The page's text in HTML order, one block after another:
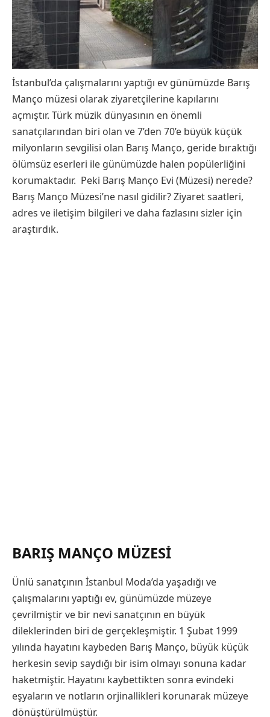
İstanbul’da çalışmalarını yaptığı ev günümüzde Barış
Manço müzesi olarak ziyaretçilerine kapılarını
açmıştır. Türk müzik dünyasının en önemli
sanatçılarından biri olan ve 7’den 70’e büyük küçük
milyonların sevgilisi olan Barış Manço, geride bıraktığı
ölümsüz eserleri ile günümüzde halen popülerliğini
korumaktadır. Peki Barış Manço Evi (Müzesi) nerede?
Barış Manço Müzesi’ne nasıl gidilir? Ziyaret saatleri,
adres ve iletişim bilgileri ve daha fazlasını sizler için
araştırdık.
BARIŞ MANÇO MÜZESI
Ünlü sanatçının İstanbul Moda’da yaşadığı ve
çalışmalarını yaptığı ev, günümüzde müzeye
çevrilmiştir ve bir nevi sanatçının en büyük
dileklerinden biri de gerçekleşmiştir. 1 Şubat 1999
yılında hayatını kaybeden Barış Manço, büyük küçük
herkesin sevip saydığı bir isim olmayı sonuna kadar
haketmiştir. Hayatını kaybettikten sonra evindeki
eşyaların ve notların orjinallikleri korunarak müzeye
dönüştürülmüştür.